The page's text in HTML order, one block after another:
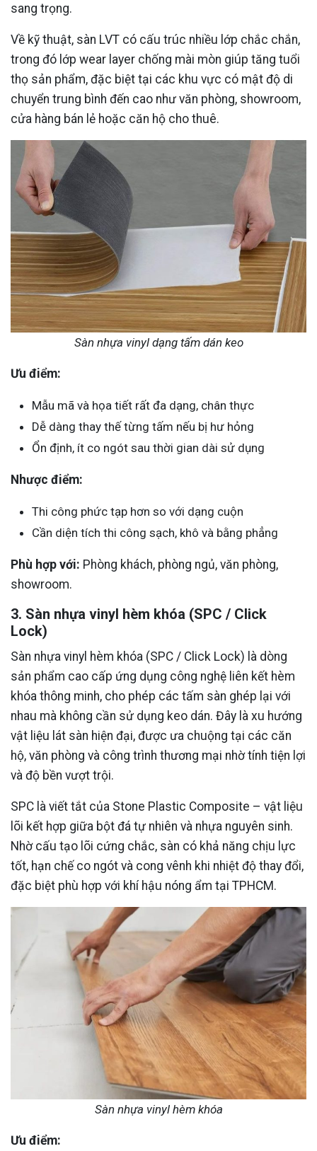
sang trọng.
Về kỹ thuật, sàn LVT có cấu trúc nhiều lớp chắc chắn,
trong đó lớp wear layer chống mài mòn giúp tăng tuổi
thọ sản phẩm, đặc biệt tại các khu vực có mật độ di
chuyển trung bình đến cao như văn phòng, showroom,
cửa hàng bán lẻ hoặc căn hộ cho thuê.
Sàn nhựa vinyl dạng tấm dán keo
Ưu điểm:
Mẫu mã và họa tiết rất đa dạng, chân thực
Dễ dàng thay thế từng tấm nếu bị hư hỏng
Ổn định, ít co ngót sau thời gian dài sử dụng
Nhược điểm:
Thi công phức tạp hơn so với dạng cuộn
Cần diện tích thi công sạch, khô và bằng phẳng
Phù hợp với: Phòng khách, phòng ngủ, văn phòng,
showroom.
3. Sàn nhựa vinyl hèm khóa (SPC / Click
Lock)
Sàn nhựa vinyl hèm khóa (SPC / Click Lock) là dòng
sản phẩm cao cấp ứng dụng công nghệ liên kết hèm
khóa thông minh, cho phép các tấm sàn ghép lại với
nhau mà không cần sử dụng keo dán. Đây là xu hướng
vật liệu lát sàn hiện đại, được ưa chuộng tại các căn
hộ, văn phòng và công trình thương mại nhờ tính tiện lợi
và độ bền vượt trội.
SPC là viết tắt của Stone Plastic Composite – vật liệu
lõi kết hợp giữa bột đá tự nhiên và nhựa nguyên sinh.
Nhờ cấu tạo lõi cứng chắc, sàn có khả năng chịu lực
tốt, hạn chế co ngót và cong vênh khi nhiệt độ thay đổi,
đặc biệt phù hợp với khí hậu nóng ẩm tại TPHCM.
Sàn nhựa vinyl hèm khóa
Ưu điểm: